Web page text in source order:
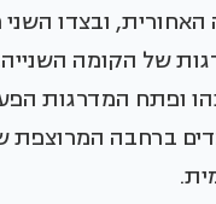
האחורית, ובצדו
של הקומה
ופתח המדרגות
ברחבה המרוצפת